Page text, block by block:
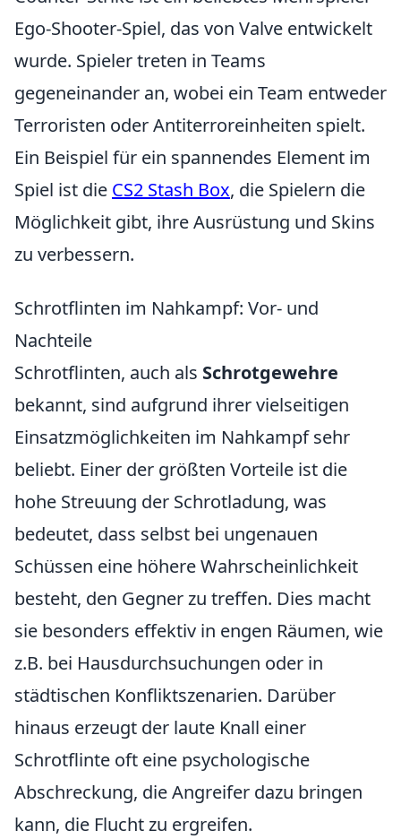
Ego-Shooter-Spiel, das von Valve entwickelt
wurde. Spieler treten in Teams
gegeneinander an, wobei ein Team entweder
Terroristen oder Antiterroreinheiten spielt.
Ein Beispiel für ein spannendes Element im
Spiel ist die CS2 Stash Box, die Spielern die
Möglichkeit gibt, ihre Ausrüstung und Skins
zu verbessern.
Schrotflinten im Nahkampf: Vor- und
Nachteile
Schrotflinten, auch als Schrotgewehre
bekannt, sind aufgrund ihrer vielseitigen
Einsatzmöglichkeiten im Nahkampf sehr
beliebt. Einer der größten Vorteile ist die
hohe Streuung der Schrotladung, was
bedeutet, dass selbst bei ungenauen
Schüssen eine höhere Wahrscheinlichkeit
besteht, den Gegner zu treffen. Dies macht
sie besonders effektiv in engen Räumen, wie
z.B. bei Hausdurchsuchungen oder in
städtischen Konfliktszenarien. Darüber
hinaus erzeugt der laute Knall einer
Schrotflinte oft eine psychologische
Abschreckung, die Angreifer dazu bringen
kann, die Flucht zu ergreifen.